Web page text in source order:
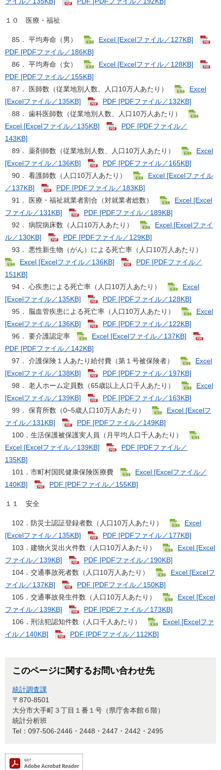
１０ 医療・福祉
85． 平均寿命（男）
Excel [Excelファイル／127KB]
PDF [PDFファイル／186KB]
86． 平均寿命（女）
Excel [Excelファイル／128KB]
PDF [PDFファイル／155KB]
87． 医師数（従業地別人数、人口10万人あたり）
Excel
[Excelファイル／135KB]
PDF [PDFファイル／132KB]
88． 歯科医師数（従業地別人数、人口10万人あたり）
Excel [Excelファイル／135KB]
PDF [PDFファイル／
143KB]
89． 薬剤師数（従業地別人数、人口10万人あたり）
Excel
[Excelファイル／136KB]
PDF [PDFファイル／165KB]
90． 看護師数（人口10万人あたり）
Excel [Excelファイル
／137KB]
PDF [PDFファイル／183KB]
91． 医療・福祉就業者割合（対就業者総数）
Excel [Excel
ファイル／131KB]
PDF [PDFファイル／189KB]
92． 病院病床数（人口10万人あたり）
Excel [Excelファイ
ル／130KB]
PDF [PDFファイル／129KB]
93． 悪性新生物（がん）による死亡率（人口10万人あたり）
Excel [Excelファイル／136KB]
PDF [PDFファイル／
151KB]
94． 心疾患による死亡率（人口10万人あたり）
Excel
[Excelファイル／135KB]
PDF [PDFファイル／128KB]
95． 脳血管疾患による死亡率（人口10万人あたり）
Excel
[Excelファイル／136KB]
PDF [PDFファイル／122KB]
96． 要介護認定率
Excel [Excelファイル／137KB]
PDF [PDFファイル／142KB]
97． 介護保険１人あたり給付費（第１号被保険者）
Excel
[Excelファイル／138KB]
PDF [PDFファイル／197KB]
98． 老人ホーム定員数（65歳以上人口千人あたり）
Excel
[Excelファイル／139KB]
PDF [PDFファイル／163KB]
99． 保育所数（0~5歳人口10万人あたり）
Excel [Excelフ
ァイル／131KB]
PDF [PDFファイル／149KB]
100．生活保護被保護実人員（月平均人口千人あたり）
Excel [Excelファイル／139KB]
PDF [PDFファイル／
135KB]
101．市町村国民健康保険医療費
Excel [Excelファイル／
140KB]
PDF [PDFファイル／155KB]
１１ 安全
102．防災士認証登録者数（人口10万人あたり）
Excel
[Excelファイル／135KB]
PDF [PDFファイル／177KB]
103．建物火災出火件数（人口10万人あたり）
Excel [Excel
ファイル／139KB]
PDF [PDFファイル／190KB]
104．交通事故死者数（人口10万人あたり）
Excel [Excelフ
ァイル／137KB]
PDF [PDFファイル／150KB]
105．交通事故発生件数（人口10万人あたり）
Excel [Excel
ファイル／139KB]
PDF [PDFファイル／173KB]
106．刑法犯認知件数（人口千人あたり）
Excel [Excelファ
イル／140KB]
PDF [PDFファイル／112KB]
このページに関するお問い合わせ先
統計調査課
〒870-8501
大分市大手町３丁目１番１号（県庁舎本館６階）
統計分析班
Tel：097-506-2446・2448・2447・2442・2495